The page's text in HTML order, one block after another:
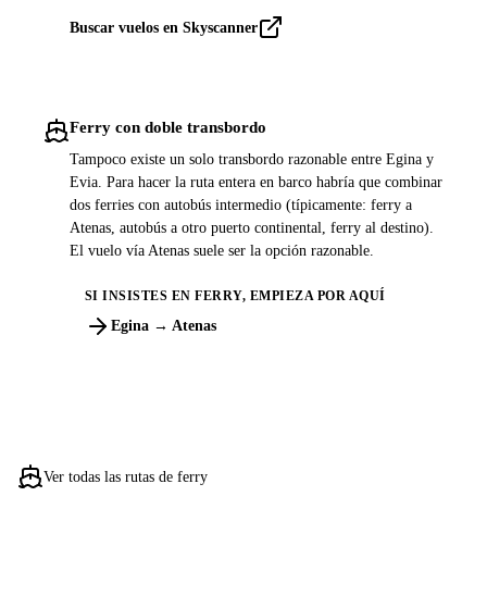
Buscar vuelos en Skyscanner
Ferry con doble transbordo
Tampoco existe un solo transbordo razonable entre Egina y
Evia. Para hacer la ruta entera en barco habría que combinar
dos ferries con autobús intermedio (típicamente: ferry a
Atenas, autobús a otro puerto continental, ferry al destino).
El vuelo vía Atenas suele ser la opción razonable.
SI INSISTES EN FERRY, EMPIEZA POR AQUÍ
Egina → Atenas
Ver todas las rutas de ferry